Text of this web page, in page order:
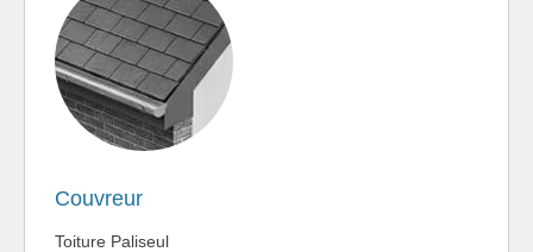
Couvreur
Toiture Paliseul